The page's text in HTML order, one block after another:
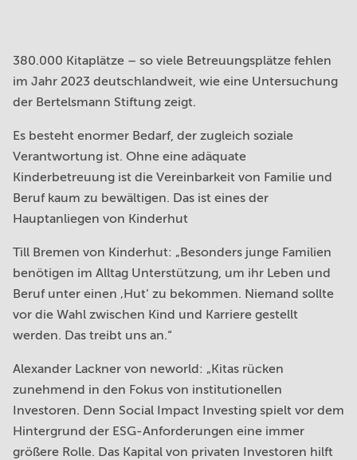
380.000 Kitaplätze – so viele Betreuungsplätze fehlen
im Jahr 2023 deutschlandweit, wie eine Untersuchung
der Bertelsmann Stiftung zeigt.
Es besteht enormer Bedarf, der zugleich soziale
Verantwortung ist. Ohne eine adäquate
Kinderbetreuung ist die Vereinbarkeit von Familie und
Beruf kaum zu bewältigen. Das ist eines der
Hauptanliegen von Kinderhut
Till Bremen von Kinderhut: „Besonders junge Familien
benötigen im Alltag Unterstützung, um ihr Leben und
Beruf unter einen ‚Hut‘ zu bekommen. Niemand sollte
vor die Wahl zwischen Kind und Karriere gestellt
werden. Das treibt uns an.“
Alexander Lackner von neworld: „Kitas rücken
zunehmend in den Fokus von institutionellen
Investoren. Denn Social Impact Investing spielt vor dem
Hintergrund der ESG-Anforderungen eine immer
größere Rolle. Das Kapital von privaten Investoren hilft